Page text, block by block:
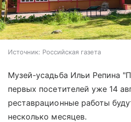
Источник: Российская газета
Музей-усадьба Ильи Репина
первых посетителей уже 14
реставрационные работы
несколько месяцев.